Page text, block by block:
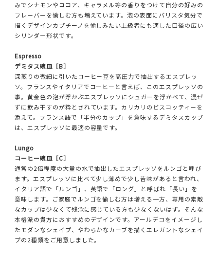
みでシナモンやココア、キャラメル等の香りをつけて自分の好みの
フレーバーを愉しむ方も増えています。泡の表面にバリスタ気分で
描くデザインカプチーノを愉しみたい上級者にも適した口径の広い
シリンダー形状です。
Espresso
デミタス碗皿［B］
深煎りの微細に引いたコーヒー豆を高圧力で抽出するエスプレッ
ソ。フランスやイタリアでコーヒーと言えば、このエスプレッソの
事。黄金色の泡が浮かぶエスプレッソにシュガーを浮かべて、混ぜ
ずに飲み干すのが粋とされています。カリカリのビスコッティーを
添えて。フランス語で「半分のカップ」を意味するデミタスカップ
は、エスプレッソに最適の容量です。
Lungo
コーヒー碗皿［C］
通常の2倍程度の大量の水で抽出したエスプレッソをルンゴと呼び
ます。エスプレッソに比べて少し薄めで少し苦味があると言われ、
イタリア語で「ルンゴ」、英語で「ロング」と呼ばれ「長い」を
意味します。ご家庭でルンゴを愉しむ方は増える一方、専用の素敵
なカップは少なくて残念に感じている方も少なくないはず。そんな
本格派の貴方におすすめのデザインです。アールデコをイメージし
たモダンなシェイプ、やわらかなカーブを描くエレガントなシェイ
プの2種類をご用意しました。